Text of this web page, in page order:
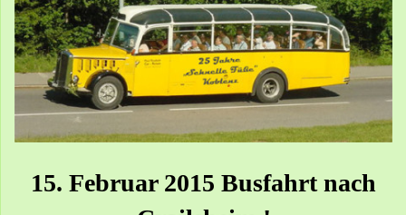
15. Februar 2015 Busfahrt nach